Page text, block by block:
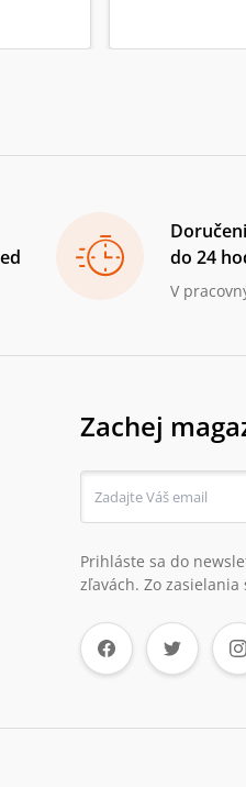
do 24
V
Zachej
Prihláste sa do
zľavách. Zo